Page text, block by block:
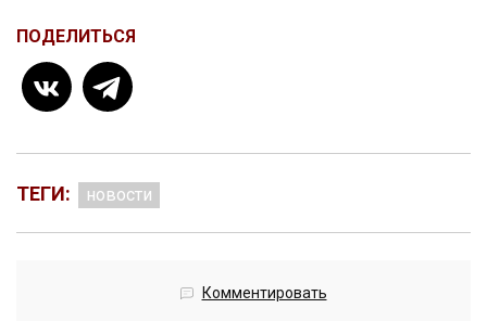
ПОДЕЛИТЬСЯ
ТЕГИ: новости
Комментировать